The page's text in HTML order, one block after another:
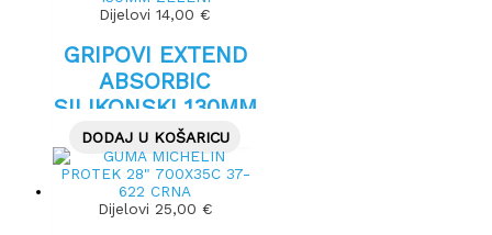
Dijelovi 14,00 €
GRIPOVI EXTEND
ABSORBIC
SILIKONSKI 130MM
ZELENI
DODAJ U KOŠARICU
Dijelovi 25,00 €